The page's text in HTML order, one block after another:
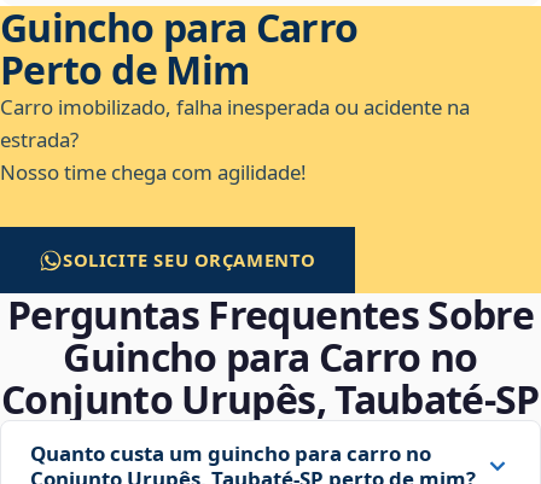
Guincho para Carro
Perto de Mim
Carro imobilizado, falha inesperada ou acidente na
estrada?
Nosso time chega com agilidade!
SOLICITE SEU ORÇAMENTO
Perguntas Frequentes Sobre
Guincho para Carro no
Conjunto Urupês, Taubaté‑SP
Quanto custa um guincho para carro no